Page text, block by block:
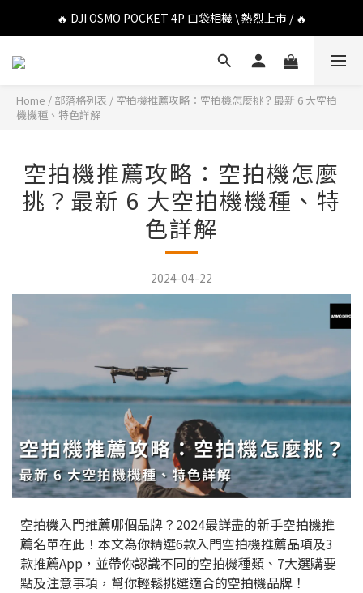
🔥 DJI OSMO POCKET 4P 口袋相機 \ 熱烈上市 / 🔥
🔥 Insta360 Luna Ultra 雲台相機 \ 熱烈上市 / 🔥
🔥 Insta360 GO Ultra Hello Kitty 聯名限定套裝 \ 時尚上市 / 🔥
Home / 部落格列表 / 空拍機推薦攻略：空拍機怎麼挑？最新 6 大空拍
機機種、特色詳解
空拍機推薦攻略：空拍機怎麼
挑？最新 6 大空拍機機種、特
色詳解
2024-04-22
空拍機入門推薦哪個品牌？2024最詳盡的新手空拍機推
薦名單在此！本文為你精選6款入門空拍機推薦品項及3
款推薦App，並帶你認識不同的空拍機種類、7大選購要
點及注意事項，幫你輕鬆挑選適合的空拍機品牌！